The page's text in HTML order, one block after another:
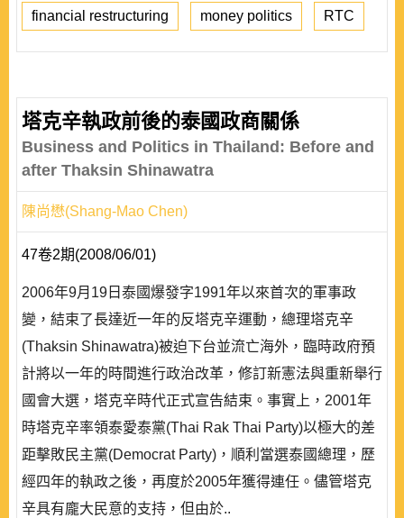
financial restructuring money politics RTC
塔克辛執政前後的泰國政商關係
Business and Politics in Thailand: Before and
after Thaksin Shinawatra
陳尚懋(Shang-Mao Chen)
47卷2期(2008/06/01)
2006年9月19日泰國爆發字1991年以來首次的軍事政
變，結束了長達近一年的反塔克辛運動，總理塔克辛
(Thaksin Shinawatra)被迫下台並流亡海外，臨時政府預
計將以一年的時間進行政治改革，修訂新憲法與重新舉行
國會大選，塔克辛時代正式宣告結束。事實上，2001年
時塔克辛率領泰愛泰黨(Thai Rak Thai Party)以極大的差
距擊敗民主黨(Democrat Party)，順利當選泰國總理，歷
經四年的執政之後，再度於2005年獲得連任。儘管塔克
辛具有龐大民意的支持，但由於..